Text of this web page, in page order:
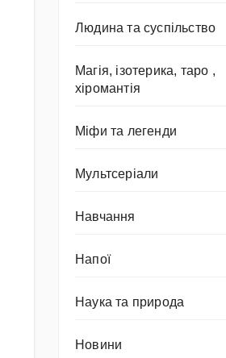
Людина та суспільство
Магія, ізотерика, таро ,
хіромантія
Міфи та легенди
Мультсеріали
Навчання
Напої
Наука та природа
Новини